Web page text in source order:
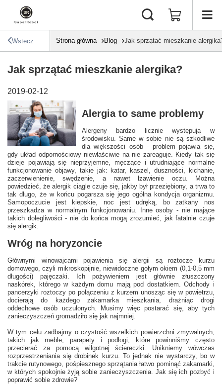
Wstecz Strona główna Blog Jak sprzątać mieszkanie
Jak sprzątać mieszkanie alergika?
2019-02-12
Alergia to same problemy
Alergeny bardzo licznie występują w
środowisku. Same w sobie nie są szkodliwe
dla większości osób - problem pojawia się,
gdy układ odpornościowy niewłaściwie na nie zareaguje. Kiedy tak się
dzieje pojawiają się nieprzyjemne, męczące i utrudniające normalne
funkcjonowanie objawy, takie jak: katar, kaszel, duszności, kichanie,
zaczerwienienie, swędzenie, a nawet łzawienie oczu. Można
powiedzieć, że alergik ciągle czuje się, jakby był przeziębiony, a trwa to
tak długo, że w końcu pogarsza się jego ogólna kondycja organizmu.
Samopoczucie jest kiepskie, noc jest udręką, bo zatkany nos
przeszkadza w normalnym funkcjonowaniu. Inne osoby - nie mające
takich dolegliwości - nie do końca mogą zrozumieć, jak fatalnie czuje
się alergik.
Wróg na horyzoncie
Głównymi winowajcami pojawienia się alergii są roztocze kurzu
domowego, czyli mikroskopijnie, niewidoczne gołym okiem (0,1-0,5 mm
długości) pajęczaki. Ich pożywieniem jest głównie złuszczony
naskórek, którego w każdym domu mają pod dostatkiem. Odchody i
pancerzyki roztoczy po połączeniu z kurzem unosząc się w powietrzu,
docierają do każdego zakamarka mieszkania, drażniąc drogi
oddechowe osób uczulonych. Musimy więc postarać się, aby tych
zanieczyszczeń gromadziło się jak najmniej.
W tym celu zadbajmy o czystość wszelkich powierzchni zmywalnych,
takich jak meble, parapety i podłogi, które powinniśmy często
przecierać za pomocą wilgotnej ściereczki. Unikniemy wówczas
rozprzestrzeniania się drobinek kurzu. To jednak nie wystarczy, bo w
trakcie rutynowego, pośpiesznego sprzątania łatwo pominąć zakamarki,
w których spokojnie żyją sobie zanieczyszczenia. Jak się ich pozbyć i
poprawić sobie zdrowie?